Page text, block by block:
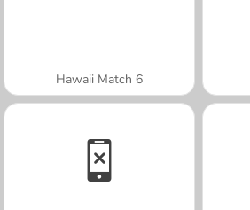
Hawaii Match 6